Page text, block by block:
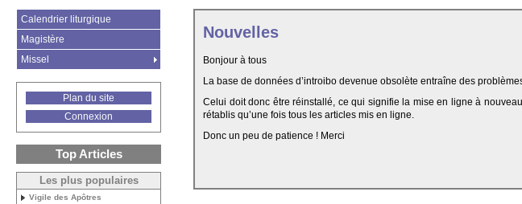
Nouvelles
Bonjour à tous
La base de données d’introibo devenue obsolète entraîne des
Celui doit donc être réinstallé, ce qui signifie la mise en ligne à
rétablis qu’une fois tous les articles mis en ligne.
Donc un peu de patience ! Merci
Calendrier liturgique
Magistère
Missel
Plan du site
Connexion
Top Articles
Les plus populaires
Vigile des Apôtres